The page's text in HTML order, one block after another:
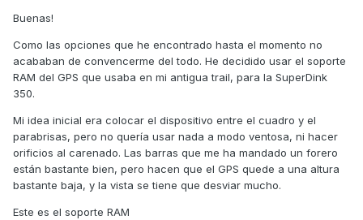
Buenas!
Como las opciones que he encontrado hasta el momento no
acababan de convencerme del todo. He decidido usar el soporte
RAM del GPS que usaba en mi antigua trail, para la SuperDink
350.
Mi idea inicial era colocar el dispositivo entre el cuadro y el
parabrisas, pero no quería usar nada a modo ventosa, ni hacer
orificios al carenado. Las barras que me ha mandado un forero
están bastante bien, pero hacen que el GPS quede a una altura
bastante baja, y la vista se tiene que desviar mucho.
Este es el soporte RAM